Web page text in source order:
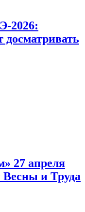
2026:
досматривать
27 апреля
Весны и Труда